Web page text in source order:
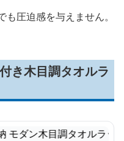
圧迫感を与えません。
き木目調タオルラ